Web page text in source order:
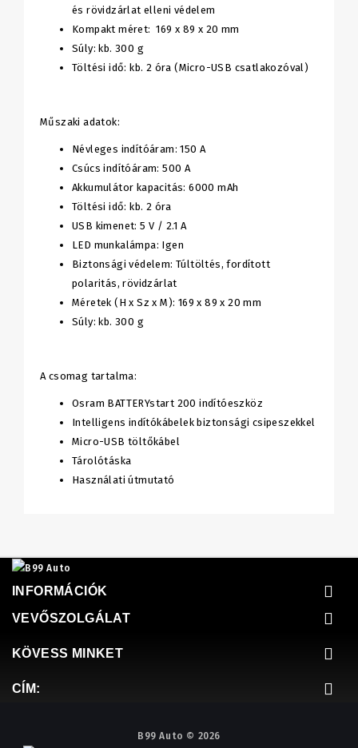
és rövidzárlat elleni védelem
Kompakt méret: 169 x 89 x 20 mm
Súly: kb. 300 g
Töltési idő: kb. 2 óra (Micro-USB csatlakozóval)
Műszaki adatok:
Névleges indítóáram: 150 A
Csúcs indítóáram: 500 A
Akkumulátor kapacitás: 6000 mAh
Töltési idő: kb. 2 óra
USB kimenet: 5 V / 2.1 A
LED munkalámpa: Igen
Biztonsági védelem: Túltöltés, fordított
polaritás, rövidzárlat
Méretek (H x Sz x M): 169 x 89 x 20 mm
Súly: kb. 300 g
A csomag tartalma:
Osram BATTERYstart 200 indítóeszköz
Intelligens indítókábelek biztonsági csipeszekkel
Micro-USB töltőkábel
Tárolótáska
Használati útmutató
INFORMÁCIÓK
VEVŐSZOLGÁLAT
KÖVESS MINKET
CÍM:
B99 Auto © 2026